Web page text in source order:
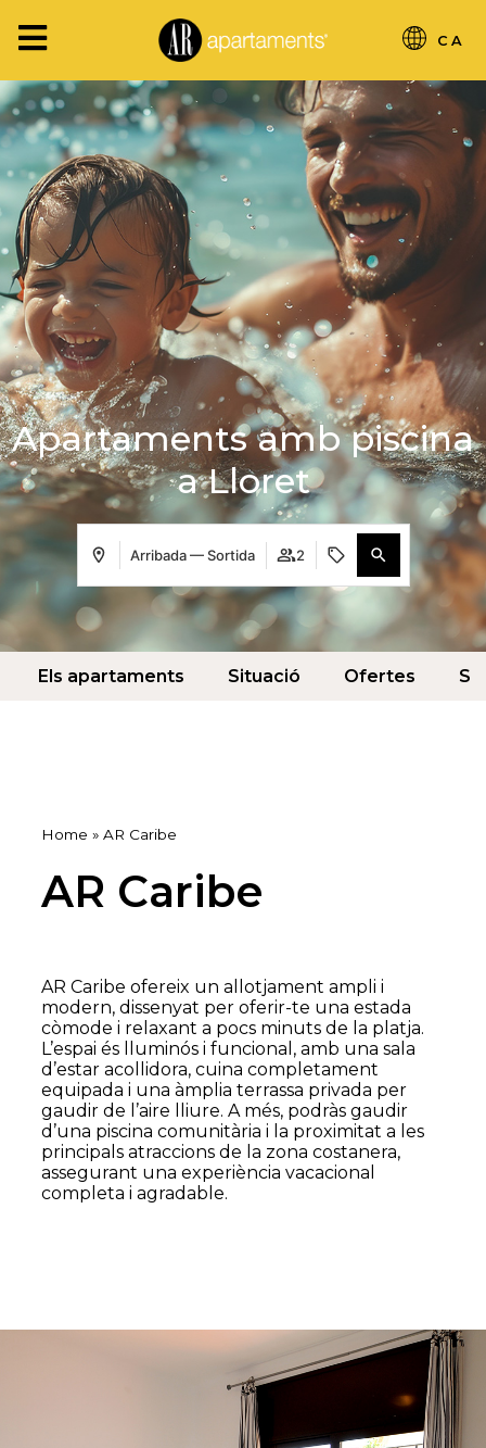
CA
Apartaments amb piscina
a Lloret
Arribada — Sortida 2
Els apartaments Situació Ofertes
Home » AR Caribe
AR Caribe
AR Caribe ofereix un allotjament ampli i
modern, dissenyat per oferir-te una estada
còmode i relaxant a pocs minuts de la platja.
L’espai és lluminós i funcional, amb una sala
d’estar acollidora, cuina completament
equipada i una àmplia terrassa privada per
gaudir de l’aire lliure. A més, podràs gaudir
d’una piscina comunitària i la proximitat a les
principals atraccions de la zona costanera,
assegurant una experiència vacacional
completa i agradable.